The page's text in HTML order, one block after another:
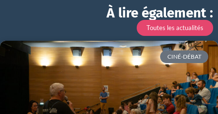
À lire également :
Toutes les actualités
CINÉ-DÉBAT